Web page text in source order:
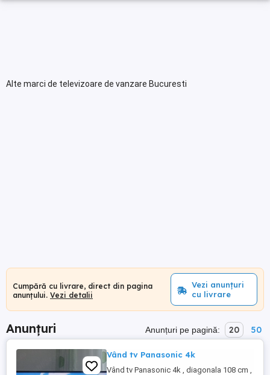
Alte marci de televizoare de vanzare Bucuresti
Cumpără cu livrare, direct din pagina
anunțului. Vezi detalii
Vezi anunțuri
cu livrare
Anunțuri Anunțuri pe pagină: 20 50
Vând tv Panasonic 4k
Vând tv Panasonic 4k , diagonala 108 cm ,